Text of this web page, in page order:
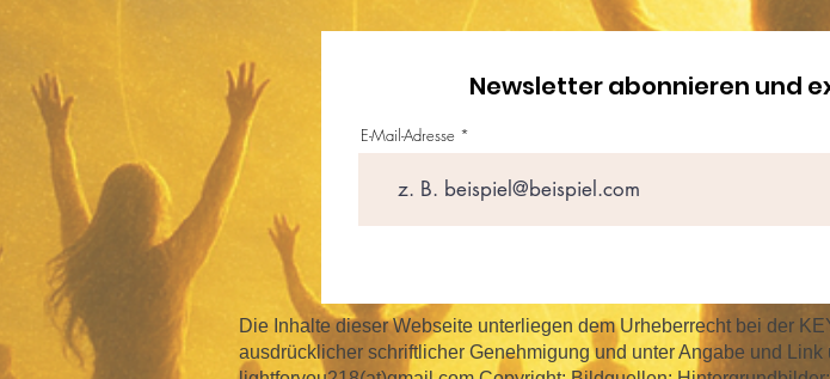
Newsletter abonnieren und
E-Mail-Adresse
Die Inhalte dieser Webseite unterliegen dem Urheberrecht bei der
ausdrücklicher schriftlicher Genehmigung und unter Angabe und